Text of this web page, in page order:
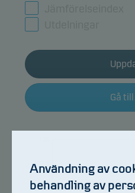
Gå
100.6
102.8
Användning av
behandling av